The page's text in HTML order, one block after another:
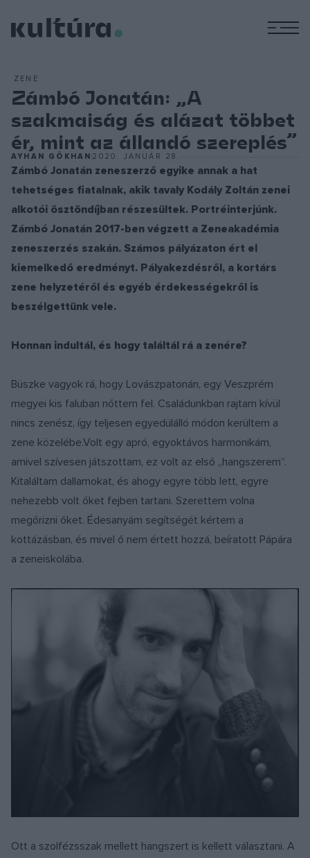
ZENE
Zámbó Jonatán: „A
szakmaiság és alázat többet
ér, mint az állandó szereplés”
AYHAN GÖKHAN2020. JANUÁR 28.
Zámbó Jonatán zeneszerző egyike annak a hat
tehetséges fiatalnak, akik tavaly Kodály Zoltán zenei
alkotói ösztöndíjban részesültek. Portréinterjúnk.
Zámbó Jonatán 2017-ben végzett a Zeneakadémia
zeneszerzés szakán. Számos pályázaton ért el
kiemelkedő eredményt. Pályakezdésről, a kortárs
zene helyzetéről és egyéb érdekességekről is
beszélgettünk vele.
Honnan indultál, és hogy találtál rá a zenére?
Büszke vagyok rá, hogy Lovászpatonán, egy Veszprém
megyei kis faluban nőttem fel. Családunkban rajtam kívül
nincs zenész, így teljesen egyedülálló módon kerültem a
zene közelébe.Volt egy apró, egyoktávos harmonikám,
amivel szívesen játszottam, ez volt az első „hangszerem”.
Kitaláltam dallamokat, és ahogy egyre több lett, egyre
nehezebb volt őket fejben tartani. Szerettem volna
megőrizni őket. Édesanyám segítségét kértem a
kottázásban, és mivel ő nem értett hozzá, beíratott Pápára
a zeneiskolába.
Ott a szolfézsszak mellett hangszert is kellett választani. A